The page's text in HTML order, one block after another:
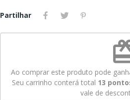
Partilhar
Ao comprar este produto pode
Seu carrinho conterá total 13
vale de